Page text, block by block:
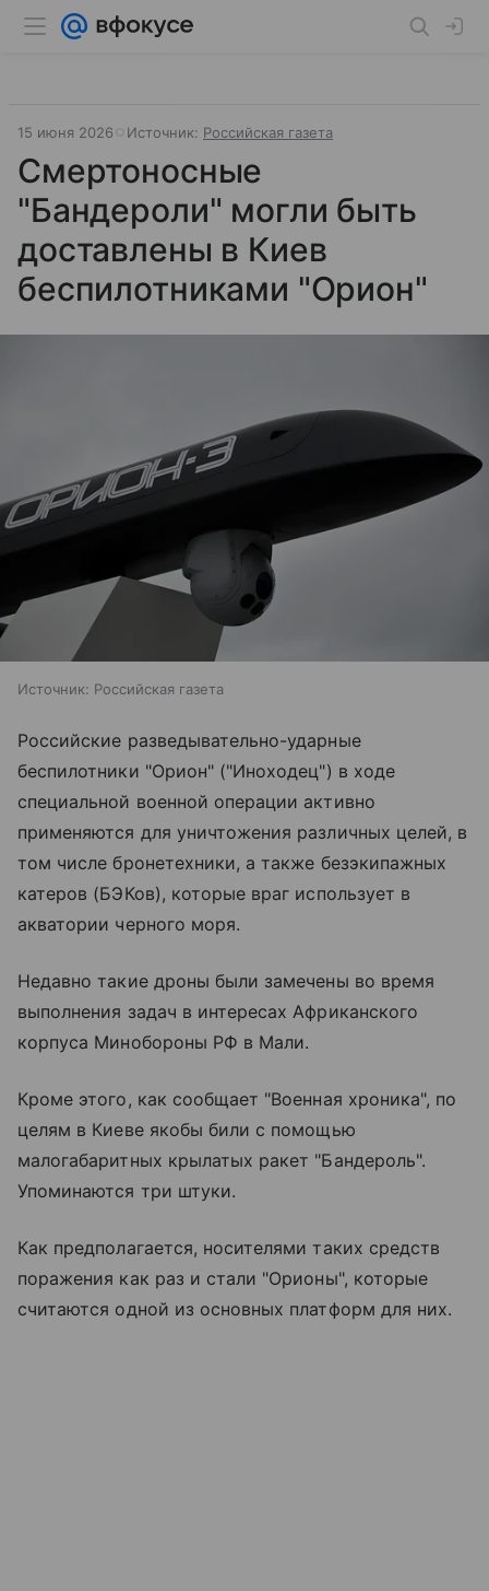
15 июня 2026 Источник: Российская газета
Смертоносные
"Бандероли" могли быть
доставлены в Киев
беспилотниками "Орион"
Источник: Российская газета
Российские разведывательно-ударные
беспилотники "Орион" ("Иноходец") в ходе
специальной военной операции активно
применяются для уничтожения различных целей, в
том числе бронетехники, а также безэкипажных
катеров (БЭКов), которые враг использует в
акватории черного моря.
Недавно такие дроны были замечены во время
выполнения задач в интересах Африканского
корпуса Минобороны РФ в Мали.
Кроме этого, как сообщает "Военная хроника", по
целям в Киеве якобы били с помощью
малогабаритных крылатых ракет "Бандероль".
Упоминаются три штуки.
Как предполагается, носителями таких средств
поражения как раз и стали "Орионы", которые
считаются одной из основных платформ для них.